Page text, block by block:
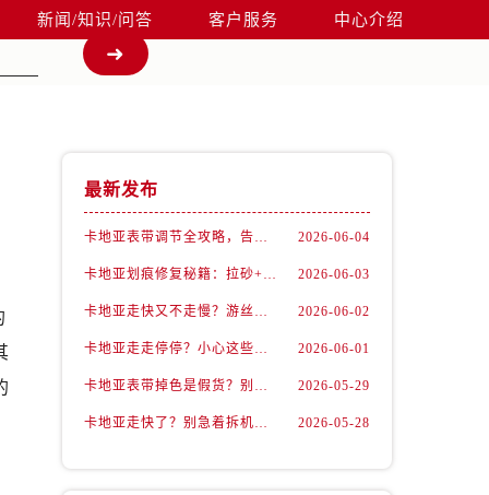
新闻/知识/问答 客户服务 中心介绍
最新发布
卡地亚表带调节全攻略，告别过短烦恼 2026-06-04
卡地亚划痕修复秘籍：拉砂+抛光双工艺还原如新 2026-06-03
卡地亚走快又不走慢？游丝问题你了解多少？ 2026-06-02
卡地亚走走停停？小心这些隐藏杀手 2026-06-01
卡地亚表带掉色是假货？别急，可能是这些日常习惯惹的祸 2026-05-29
卡地亚走快了？别急着拆机，先做这一步 2026-05-28